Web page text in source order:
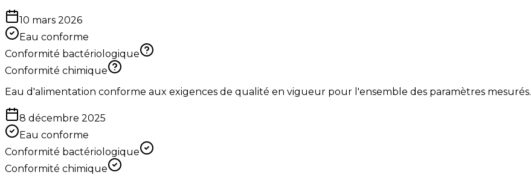
10 mars 2026
Eau conforme
Conformité bactériologique
Conformité chimique
Eau d'alimentation conforme aux exigences de qualité en vigueur pour l'ensemble des paramètres mesurés.
8 décembre 2025
Eau conforme
Conformité bactériologique
Conformité chimique